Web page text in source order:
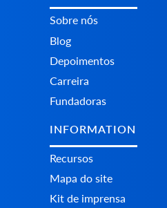
Sobre nós
Blog
Depoimentos
Carreira
Fundadoras
INFORMATION
Recursos
Mapa do site
Kit de imprensa